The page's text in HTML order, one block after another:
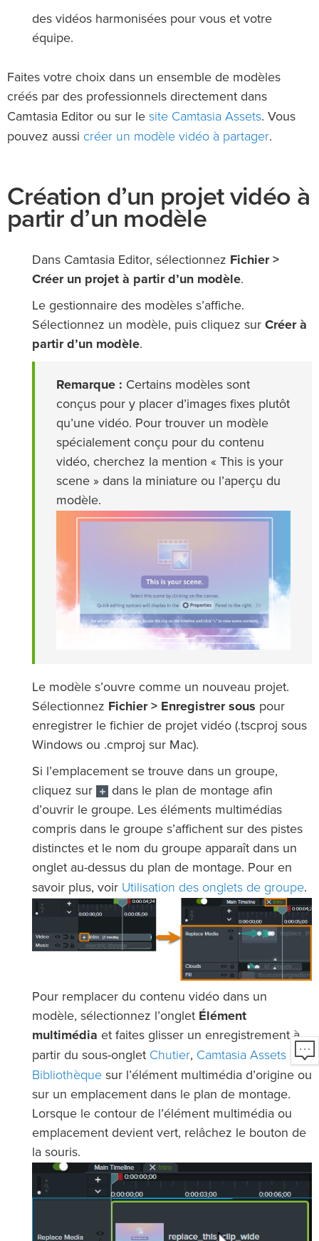
des vidéos harmonisées pour vous et votre
équipe.
Faites votre choix dans un ensemble de modèles
créés par des professionnels directement dans
Camtasia Editor ou sur le site Camtasia Assets. Vous
pouvez aussi créer un modèle vidéo à partager.
Création d’un projet vidéo à
partir d’un modèle
Dans Camtasia Editor, sélectionnez Fichier >
Créer un projet à partir d’un modèle.
Le gestionnaire des modèles s’affiche.
Sélectionnez un modèle, puis cliquez sur Créer à
partir d’un modèle.
Remarque : Certains modèles sont
conçus pour y placer d’images fixes plutôt
qu’une vidéo. Pour trouver un modèle
spécialement conçu pour du contenu
vidéo, cherchez la mention « This is your
scene » dans la miniature ou l’aperçu du
modèle.
Le modèle s’ouvre comme un nouveau projet.
Sélectionnez Fichier > Enregistrer sous pour
enregistrer le fichier de projet vidéo (.tscproj sous
Windows ou .cmproj sur Mac).
Si l’emplacement se trouve dans un groupe,
cliquez sur
dans le plan de montage afin
d’ouvrir le groupe. Les éléments multimédias
compris dans le groupe s’affichent sur des pistes
distinctes et le nom du groupe apparaît dans un
onglet au-dessus du plan de montage. Pour en
savoir plus, voir Utilisation des onglets de groupe.
Pour remplacer du contenu vidéo dans un
modèle, sélectionnez l’onglet Élément
multimédia et faites glisser un enregistrement à
partir du sous-onglet Chutier, Camtasia Assets ou
Bibliothèque sur l’élément multimédia d’origine ou
sur un emplacement dans le plan de montage.
Lorsque le contour de l’élément multimédia ou
emplacement devient vert, relâchez le bouton de
la souris.